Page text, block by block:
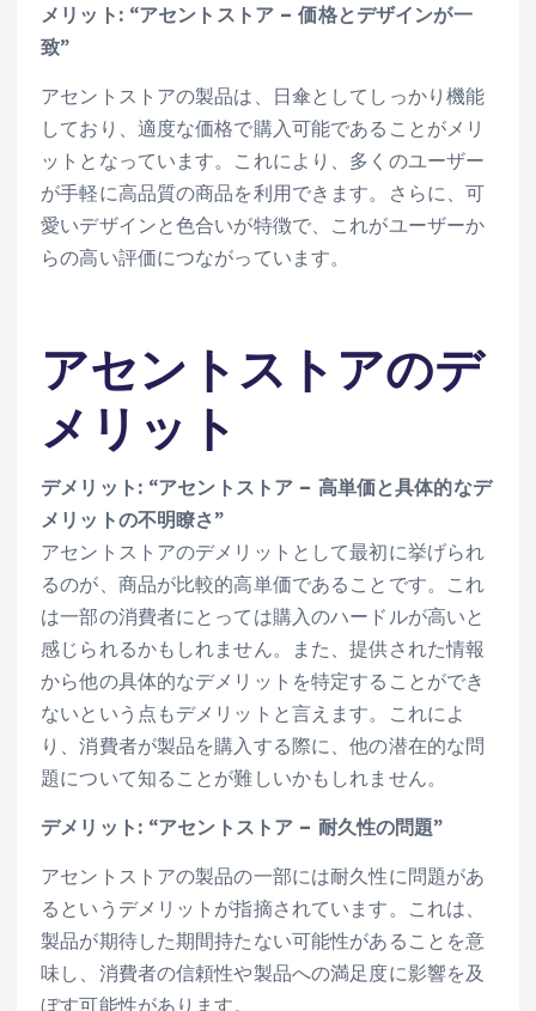
メリット: “アセントストア – 価格とデザインが一
致”
アセントストアの製品は、日傘としてしっかり機能
しており、適度な価格で購入可能であることがメリ
ットとなっています。これにより、多くのユーザー
が手軽に高品質の商品を利用できます。さらに、可
愛いデザインと色合いが特徴で、これがユーザーか
らの高い評価につながっています。
アセントストアのデ
メリット
デメリット: “アセントストア – 高単価と具体的なデ
メリットの不明瞭さ”
アセントストアのデメリットとして最初に挙げられ
るのが、商品が比較的高単価であることです。これ
は一部の消費者にとっては購入のハードルが高いと
感じられるかもしれません。また、提供された情報
から他の具体的なデメリットを特定することができ
ないという点もデメリットと言えます。これによ
り、消費者が製品を購入する際に、他の潜在的な問
題について知ることが難しいかもしれません。
デメリット: “アセントストア – 耐久性の問題”
アセントストアの製品の一部には耐久性に問題があ
るというデメリットが指摘されています。これは、
製品が期待した期間持たない可能性があることを意
味し、消費者の信頼性や製品への満足度に影響を及
ぼす可能性があります。